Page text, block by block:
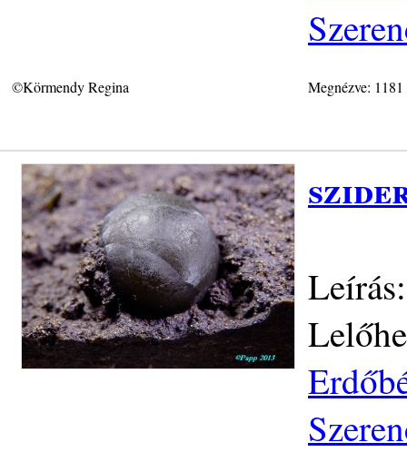
©Körmendy Regina Megnézve: